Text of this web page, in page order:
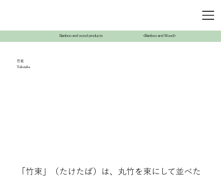
Bamboo and wood products <Bamboo and Wood>
竹束
Taketaba
「竹束」（たけたば）は、丸竹を束にして並べた